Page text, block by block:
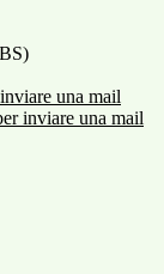
una mail
inviare una mail